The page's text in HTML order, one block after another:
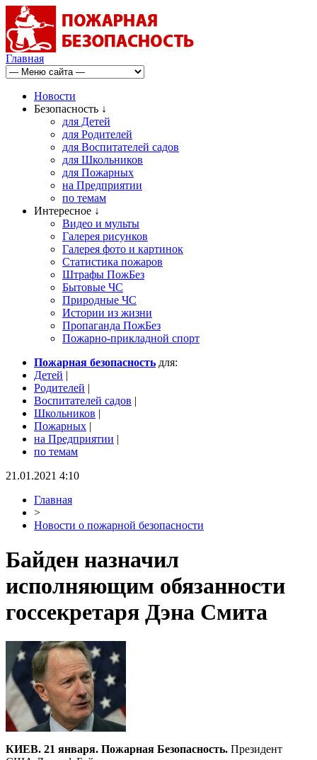
Главная
Новости
Безопасность ↓
для Детей
для Родителей
для Воспитателей садов
для Школьников
для Пожарных
на Предприятии
по темам
Интересное ↓
Видео и мульты
Галерея рисунков
Галерея фото и картинок
Статистика пожаров
Штрафы ПожБез
Бытовые ЧС
Природные ЧС
Истории из жизни
Пропаганда ПожБез
Пожарно-прикладной спорт
Пожарная безопасность для:
Детей |
Родителей |
Воспитателей садов |
Школьников |
Пожарных |
на Предприятии |
по темам
21.01.2021 4:10
Главная
>
Новости о пожарной безопасности
Байден назначил
исполняющим обязанности
госсекретаря Дэна Смита
КИЕВ. 21 января. Пожарная Безопасность. Президент